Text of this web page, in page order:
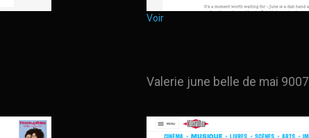
Voir
Valerie june belle de mai